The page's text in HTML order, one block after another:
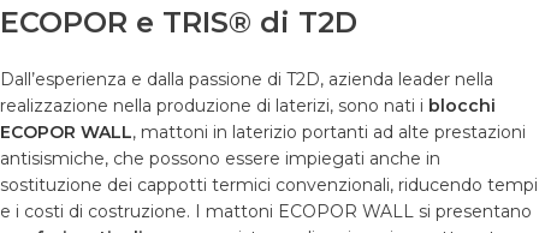
ECOPOR e TRIS® di T2D
Dall’esperienza e dalla passione di T2D, azienda leader nella
realizzazione nella produzione di laterizi, sono nati i blocchi
ECOPOR WALL, mattoni in laterizio portanti ad alte prestazioni
antisismiche, che possono essere impiegati anche in
sostituzione dei cappotti termici convenzionali, riducendo tempi
e i costi di costruzione. I mattoni ECOPOR WALL si presentano